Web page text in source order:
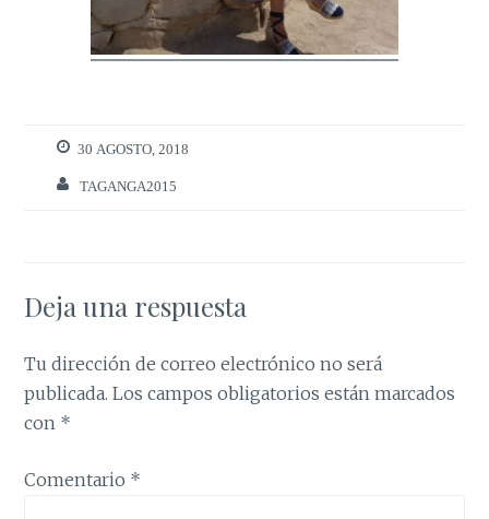
30 AGOSTO, 2018
TAGANGA2015
Deja una respuesta
Tu dirección de correo electrónico no será
publicada. Los campos obligatorios están marcados
con *
Comentario *